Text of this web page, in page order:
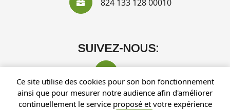
824 133 128 00010
SUIVEZ-NOUS:
Ce site utilise des cookies pour son bon fonctionnement
ainsi que pour mesurer notre audience afin d'améliorer
continuellement le service proposé et votre expérience